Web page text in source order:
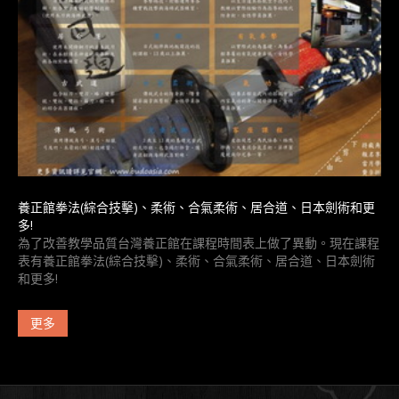
養正館拳法(綜合技擊)、柔術、合氣柔術、居合道、日本劍術和更
多!
為了改善教學品質台灣養正館在課程時間表上做了異動。現在課程
表有養正館拳法(綜合技擊)、柔術、合氣柔術、居合道、日本劍術
和更多!
更多